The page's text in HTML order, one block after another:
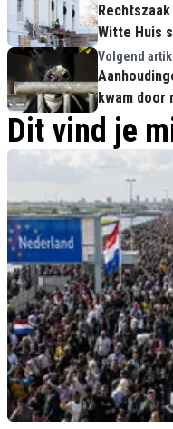
Witte Huis
Volgend
kwam door
Dit vind je